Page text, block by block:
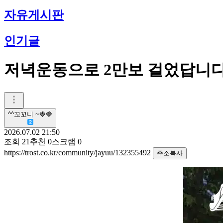
자유게시판
인기글
저녁운동으로 2만보 걸었답니
^^꼬꼬니 ~🍓🍓
2026.07.02 21:50
조회 21 추천 0스크랩 0
https://trost.co.kr/community/jayuu/132355492
주소복사